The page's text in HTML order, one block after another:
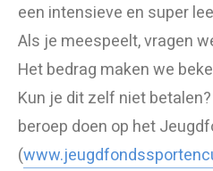
een intensieve en super
Als je meespeelt, vragen
Het bedrag maken we
Kun je dit zelf niet
beroep doen op het
(